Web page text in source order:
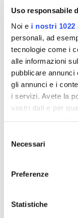
Uso responsabile
Noi e i nostri 1022
personali, ad
tecnologie come i
alle informazioni
pubblicare
gli annunci e i
i servizi. Avete la
vostri dati e per
modificare o
momento dalla
raccogliere
geografica,
delNecessari
Preferenze
Statistiche
Integratori per
Amin 21 K al
bustine
Aggiungi al